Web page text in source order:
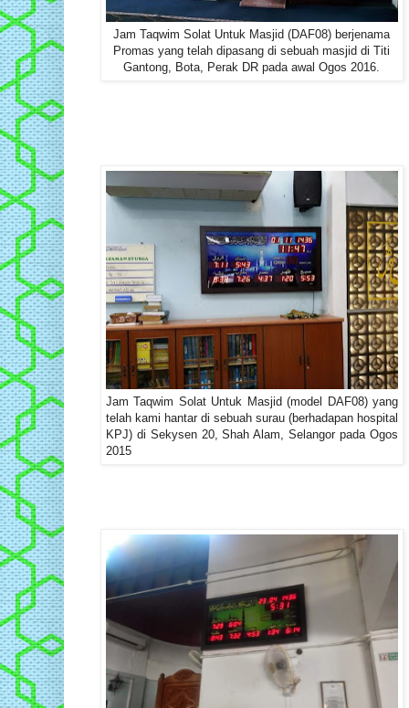
Jam Taqwim Solat Untuk Masjid (DAF08) berjenama
Promas yang telah dipasang di sebuah masjid di Titi
Gantong, Bota, Perak DR pada awal Ogos 2016.
Jam Taqwim Solat Untuk Masjid (model DAF08) yang
telah kami hantar di sebuah surau (berhadapan hospital
KPJ) di Sekysen 20, Shah Alam, Selangor pada Ogos
2015